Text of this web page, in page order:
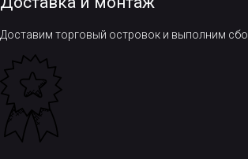
Доставим торговый островок и выполним